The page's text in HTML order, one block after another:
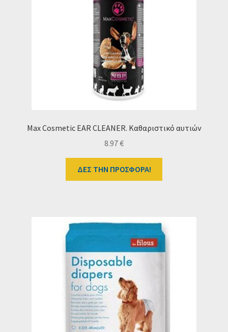
Max Cosmetic EAR CLEANER. Καθαριστικό αυτιών
8.97€
ΔΕΣ ΤΗΝ ΠΡΟΣΦΟΡΑ!